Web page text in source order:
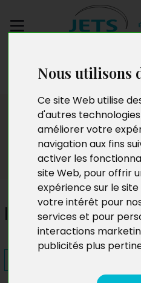
Nous utilisons
Ce site Web utilise
d'autres
améliorer votre
navigation aux fins
activer les
site Web, pour offrir
expérience sur le
votre intérêt pour
services et pour
interactions
publicités plus
manuscrit
Presse
Itinéraire d'un